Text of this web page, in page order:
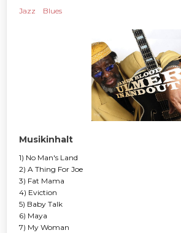
Jazz Blues
Musikinhalt
1) No Man's Land
2) A Thing For Joe
3) Fat Mama
4) Eviction
5) Baby Talk
6) Maya
7) My Woman